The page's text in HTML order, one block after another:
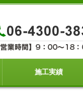
施工実績